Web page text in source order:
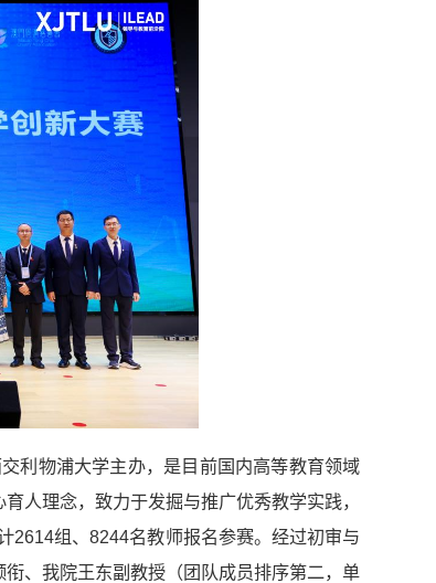
利物浦大学主办，是目前国内高等教育领域
人理念，致力于发掘与推广优秀教学实践，
2614组、8244名教师报名参赛。经过初审与
、我院王东副教授（团队成员排序第二，单